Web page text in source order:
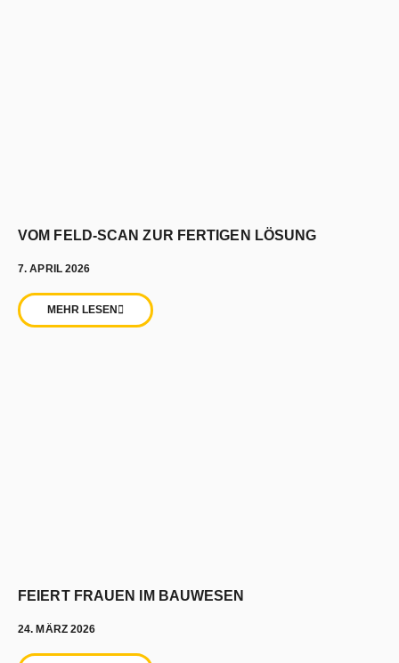
VOM FELD-SCAN ZUR FERTIGEN LÖSUNG
7. APRIL 2026
MEHR LESEN
FEIERT FRAUEN IM BAUWESEN
24. MÄRZ 2026